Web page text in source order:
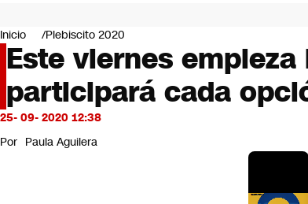
Mundo
Negocios
Deportes
Programas completos
Cultura
Servicios
Bits
CNN Data
Inicio Plebiscito 2020
Este viernes
participará cada
25- 09- 2020 12:38
Por Paula Aguilera